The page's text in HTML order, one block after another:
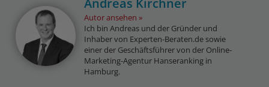
Andreas Kirchner
Autor ansehen
Ich bin Andreas und der Gründer und
Inhaber von Experten-Beraten.de sowie
einer der Geschäftsführer von der Online-
Marketing-Agentur Hanseranking in
Hamburg.